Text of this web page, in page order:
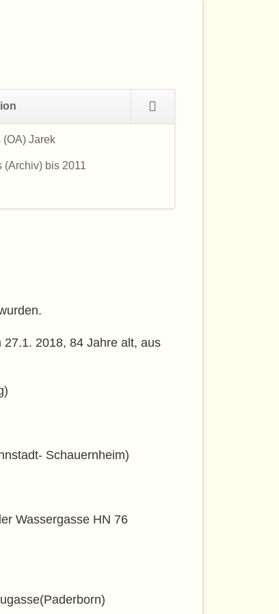
überspringen
(OA) Jarek
(Archiv) bis 2011
2018, 84 Jahre alt, aus
Schauernheim)
Wassergasse HN 76